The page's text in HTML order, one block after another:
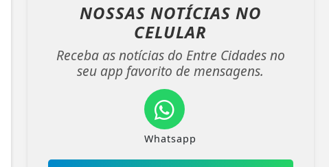
NOSSAS NOTÍCIAS NO
CELULAR
Receba as notícias do Entre Cidades no
seu app favorito de mensagens.
Whatsapp